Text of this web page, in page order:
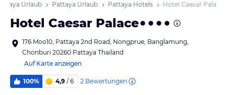
Urlaub Pattaya Urlaub Pattaya Hotels Hotel Caesar Palace
Hotel Caesar Palace
176 Moo10, Pattaya 2nd Road, Nongprue, Banglamung,
Chonburi 20260 Pattaya Thailand
Auf Karte anzeigen
100% 4,9 / 6 2 Bewertungen